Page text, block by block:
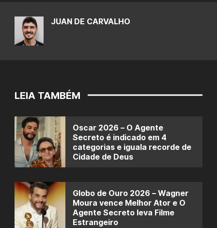
JUAN DE CARVALHO
LEIA TAMBÉM
Oscar 2026 – O Agente
Secreto é indicado em 4
categorias e iguala recorde de
Cidade de Deus
Globo de Ouro 2026 – Wagner
Moura vence Melhor Ator e O
Agente Secreto leva Filme
Estrangeiro